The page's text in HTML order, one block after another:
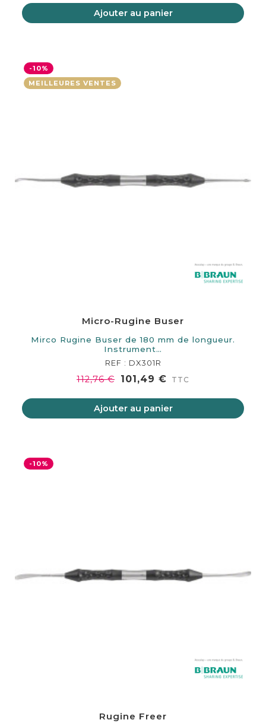
Ajouter au panier
-10%
MEILLEURES VENTES
Micro-Rugine Buser
Mirco Rugine Buser de 180 mm de longueur.
Instrument…
REF : DX301R
112,76 € 101,49 € TTC
Ajouter au panier
-10%
Rugine Freer